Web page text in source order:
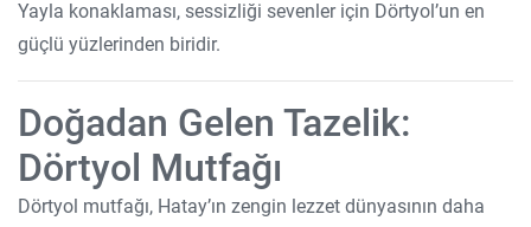
Yayla konaklaması, sessizliği sevenler için Dörtyol’un en
güçlü yüzlerinden biridir.
Doğadan Gelen Tazelik:
Dörtyol Mutfağı
Dörtyol mutfağı, Hatay’ın zengin lezzet dünyasının daha